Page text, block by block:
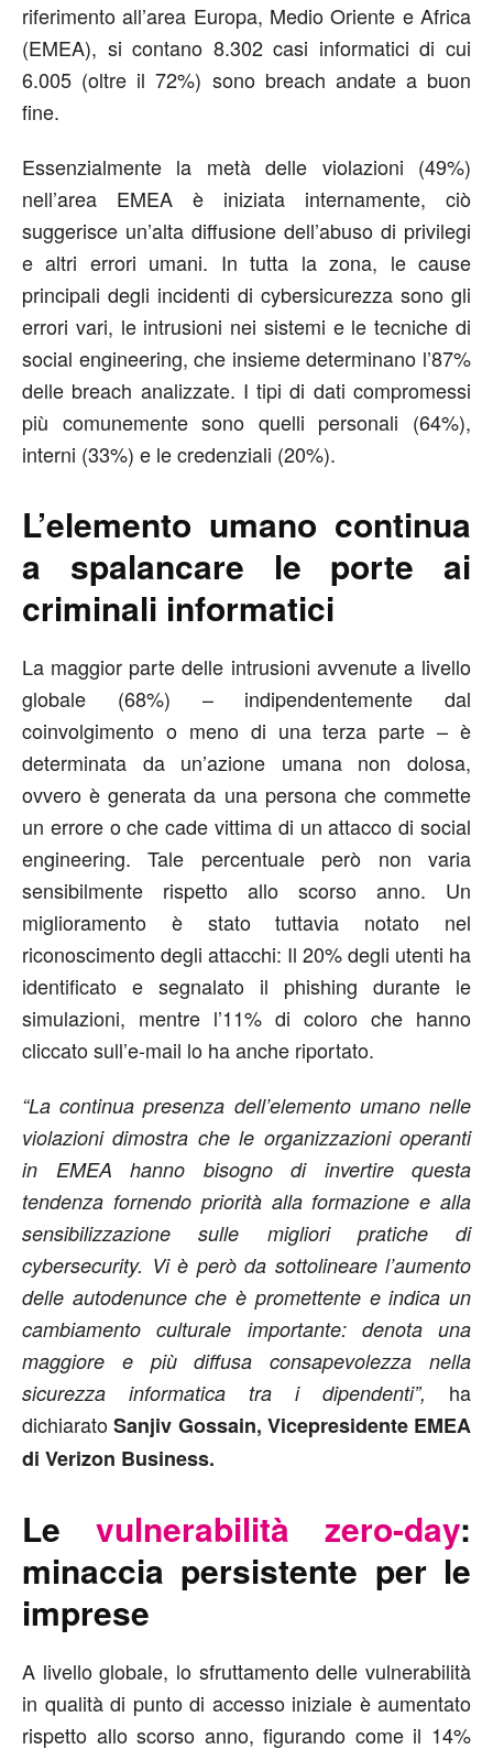
riferimento all’area Europa, Medio Oriente e Africa
(EMEA), si contano 8.302 casi informatici di cui
6.005 (oltre il 72%) sono breach andate a buon
fine.
Essenzialmente la metà delle violazioni (49%)
nell’area EMEA è iniziata internamente, ciò
suggerisce un’alta diffusione dell’abuso di privilegi
e altri errori umani. In tutta la zona, le cause
principali degli incidenti di cybersicurezza sono gli
errori vari, le intrusioni nei sistemi e le tecniche di
social engineering, che insieme determinano l’87%
delle breach analizzate. I tipi di dati compromessi
più comunemente sono quelli personali (64%),
interni (33%) e le credenziali (20%).
L’elemento umano continua
a spalancare le porte ai
criminali informatici
La maggior parte delle intrusioni avvenute a livello
globale (68%) – indipendentemente dal
coinvolgimento o meno di una terza parte – è
determinata da un’azione umana non dolosa,
ovvero è generata da una persona che commette
un errore o che cade vittima di un attacco di social
engineering. Tale percentuale però non varia
sensibilmente rispetto allo scorso anno. Un
miglioramento è stato tuttavia notato nel
riconoscimento degli attacchi: Il 20% degli utenti ha
identificato e segnalato il phishing durante le
simulazioni, mentre l’11% di coloro che hanno
cliccato sull’e-mail lo ha anche riportato.
“La continua presenza dell’elemento umano nelle
violazioni dimostra che le organizzazioni operanti
in EMEA hanno bisogno di invertire questa
tendenza fornendo priorità alla formazione e alla
sensibilizzazione sulle migliori pratiche di
cybersecurity. Vi è però da sottolineare l’aumento
delle autodenunce che è promettente e indica un
cambiamento culturale importante: denota una
maggiore e più diffusa consapevolezza nella
sicurezza informatica tra i dipendenti”, ha
dichiaratoSanjiv Gossain, Vicepresidente EMEA
di Verizon Business.
Le vulnerabilità zero-day:
minaccia persistente per le
imprese
A livello globale, lo sfruttamento delle vulnerabilità
in qualità di punto di accesso iniziale è aumentato
rispetto allo scorso anno, figurando come il 14%